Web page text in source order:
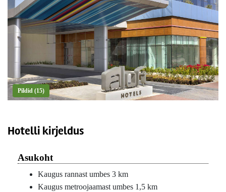
Pildid (15)
Hotelli kirjeldus
Asukoht
Kaugus rannast umbes 3 km
Kaugus metroojaamast umbes 1,5 km